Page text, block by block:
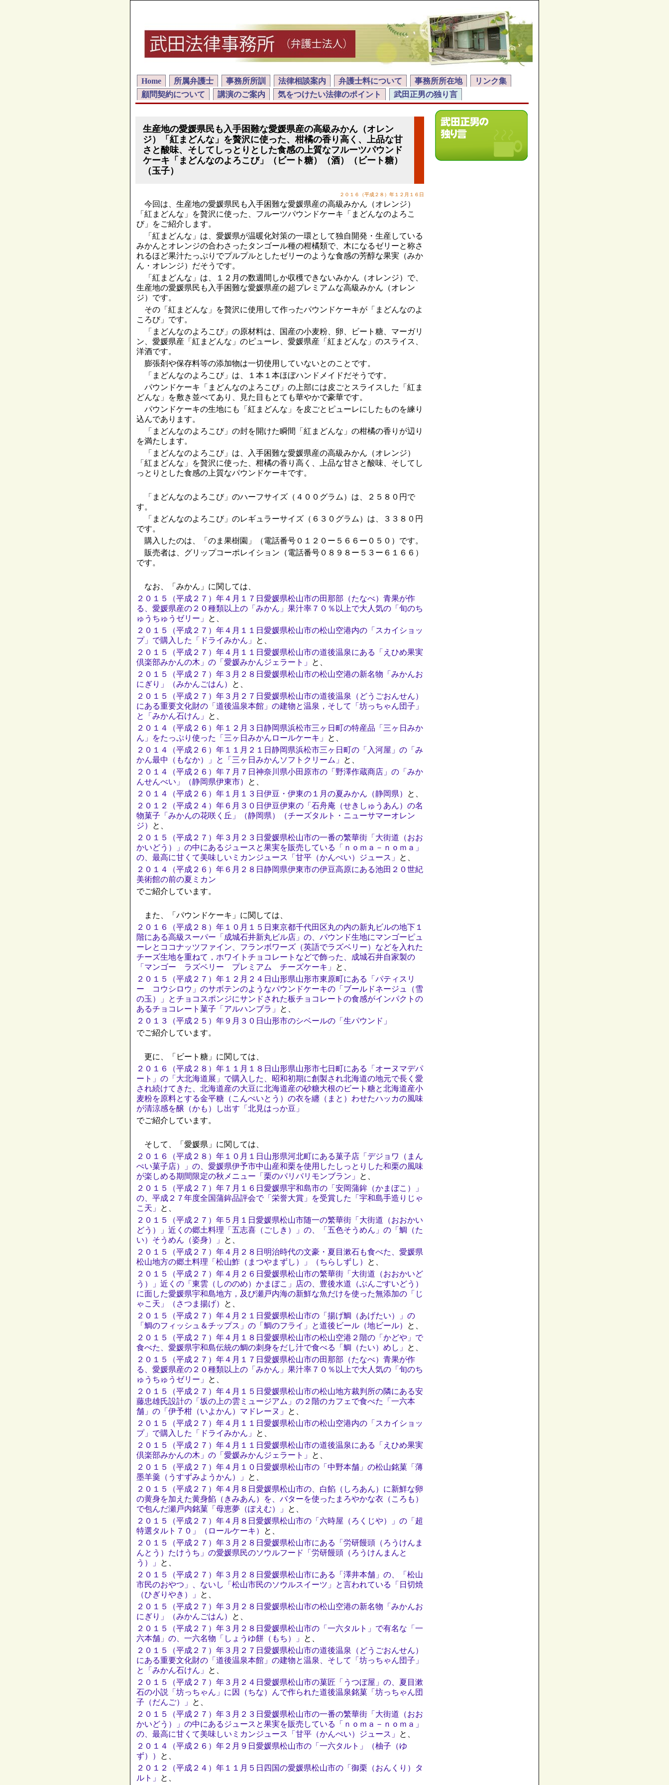
Home 所属弁護士 事務所所訓 法律相談案内 弁護士料について 事務所所在地
リンク集
顧問契約について
講演のご案内 気をつけたい法律のポイント 武田正男の独り言
生産地の愛媛県民も入手困難な愛媛県産の高級みかん（オレン
ジ）「紅まどんな」を贅沢に使った、柑橘の香り高く、上品な甘
さと酸味、そしてしっとりとした食感の上質なフルーツパウンド
ケーキ「まどんなのよろこび」（ビート糖）（酒）（ビート糖）
（玉子）
２０１６（平成２８）年１２月１６日
今回は、生産地の愛媛県民も入手困難な愛媛県産の高級みかん（オレンジ）
「紅まどんな」を贅沢に使った、フルーツパウンドケーキ「まどんなのよろこ
び」をご紹介します。
「紅まどんな」は、愛媛県が温暖化対策の一環として独自開発・生産している
みかんとオレンジの合わさったタンゴール種の柑橘類で、木になるゼリーと称さ
れるほど果汁たっぷりでプルプルとしたゼリーのような食感の芳醇な果実（みか
ん・オレンジ）だそうです。
「紅まどんな」は、１２月の数週間しか収穫できないみかん（オレンジ）で、
生産地の愛媛県民も入手困難な愛媛県産の超プレミアムな高級みかん（オレン
ジ）です。
その「紅まどんな」を贅沢に使用して作ったパウンドケーキが「まどんなのよ
ころび」です。
「まどんなのよろこび」の原材料は、国産の小麦粉、卵、ビート糖、マーガリ
ン、愛媛県産「紅まどんな」のピューレ、愛媛県産「紅まどんな」のスライス、
洋酒です。
膨張剤や保存料等の添加物は一切使用していないとのことです。
「まどんなのよろこび」は、１本１本ほぼハンドメイドだそうです。
パウンドケーキ「まどんなのよろこび」の上部には皮ごとスライスした「紅ま
どんな」を敷き並べてあり、見た目もとても華やかで豪華です。
パウンドケーキの生地にも「紅まどんな」を皮ごとピューレにしたものを練り
込んであります。
「まどんなのよろこび」の封を開けた瞬間「紅まどんな」の柑橘の香りが辺り
を満たします。
「まどんなのよろこび」は、入手困難な愛媛県産の高級みかん（オレンジ）
「紅まどんな」を贅沢に使った、柑橘の香り高く、上品な甘さと酸味、そしてし
っとりとした食感の上質なパウンドケーキです。
「まどんなのよろこび」のハーフサイズ（４００グラム）は、２５８０円で
す。
「まどんなのよろこび」のレギュラーサイズ（６３０グラム）は、３３８０円
です。
購入したのは、「のま果樹園」（電話番号０１２０ー５６６ー０５０）です。
販売者は、グリップコーポレイション（電話番号０８９８ー５３ー６１６６）
です。
なお、「みかん」に関しては、
２０１５（平成２７）年４月１７日愛媛県松山市の田那部（たなべ）青果が作
る、愛媛県産の２０種類以上の「みかん」果汁率７０％以上で大人気の「旬のち
ゅうちゅうゼリー」
と、
２０１５（平成２７）年４月１１日愛媛県松山市の松山空港内の「スカイショッ
プ」で購入した「ドライみかん」
と、
２０１５（平成２７）年４月１１日愛媛県松山市の道後温泉にある「えひめ果実
倶楽部みかんの木」の「愛媛みかんジェラート」
と、
２０１５（平成２７）年３月２８日愛媛県松山市の松山空港の新名物「みかんお
にぎり」（みかんごはん）
と、
２０１５（平成２７）年３月２７日愛媛県松山市の道後温泉（どうごおんせん）
にある重要文化財の「道後温泉本館」の建物と温泉，そして「坊っちゃん団子」
と「みかん石けん」
と、
２０１４（平成２６）年１２月３日静岡県浜松市三ヶ日町の特産品「三ヶ日みか
ん」をたっぷり使った「三ヶ日みかんロールケーキ」
と、
２０１４（平成２６）年１１月２１日静岡県浜松市三ヶ日町の「入河屋」の「み
かん最中（もなか）」と「三ヶ日みかんソフトクリーム」
と、
２０１４（平成２６）年７月７日神奈川県小田原市の「野澤作蔵商店」の「みか
んせんべい」（静岡県伊東市）
と、
２０１４（平成２６）年１月１３日伊豆・伊東の１月の夏みかん（静岡県）
と、
２０１２（平成２４）年６月３０日伊豆伊東の「石舟庵（せきしゅうあん）の名
物菓子「みかんの花咲く丘」（静岡県）（チーズタルト・ニューサマーオレン
ジ）
と、
２０１５（平成２７）年３月２３日愛媛県松山市の一番の繁華街「大街道（おお
かいどう）」の中にあるジュースと果実を販売している「ｎｏｍａ－ｎｏｍａ」
の、最高に甘くて美味しいミカンジュース「甘平（かんぺい）ジュース」
と、
２０１４（平成２６）年６月２８日静岡県伊東市の伊豆高原にある池田２０世紀
美術館の前の夏ミカン
でご紹介しています。
また、「パウンドケーキ」に関しては、
２０１６（平成２８）年１０月１５日東京都千代田区丸の内の新丸ビルの地下１
階にある高級スーパー「成城石井新丸ビル店」の、パウンド生地にマンゴーピュ
ーレとココナッツファイン、フランボワーズ（英語でラズベリー）などを入れた
チーズ生地を重ねて，ホワイトチョコレートなどで飾った、成城石井自家製の
「マンゴー ラズベリー プレミアム チーズケーキ」
と、
２０１５（平成２７）年１２月２４日山形県山形市東原町にある「パティスリ
ー コウシロウ」のサボテンのようなパウンドケーキの「ブールドネージュ（雪
の玉）」とチョコスポンジにサンドされた板チョコレートの食感がインパクトの
あるチョコレート菓子「アルハンブラ」
と、
２０１３（平成２５）年９月３０日山形市のシベールの「生パウンド」
でご紹介しています。
更に、「ビート糖」に関しては、
２０１６（平成２８）年１１月１８日山形県山形市七日町にある「オーヌマデパ
ート」の「大北海道展」で購入した、昭和初期に創製され北海道の地元で長く愛
され続けてきた、北海道産の大豆に北海道産の砂糖大根のビート糖と北海道産小
麦粉を原料とする金平糖（こんぺいとう）の衣を纏（まと）わせたハッカの風味
が清涼感を醸（かも）し出す「北見はっか豆」
でご紹介しています。
そして、「愛媛県」に関しては、
２０１６（平成２８）年１０月１日山形県河北町にある菓子店「デジョワ（まん
ぺい菓子店）」の、愛媛県伊予市中山産和栗を使用したしっとりした和栗の風味
が楽しめる期間限定の秋メニュー「栗のパリパリモンブラン」
と、
２０１５（平成２７）年７月１６日愛媛県宇和島市の「安岡蒲鉾（かまぼこ）」
の、平成２７年度全国蒲鉾品評会で「栄誉大賞」を受賞した「宇和島手造りじゃ
こ天」
と、
２０１５（平成２７）年５月１日愛媛県松山市随一の繁華街「大街道（おおかい
どう）」近くの郷土料理「五志喜（ごしき）」の、「五色そうめん」の「鯛（た
い）そうめん（姿身）」
と、
２０１５（平成２７）年４月２８日明治時代の文豪・夏目漱石も食べた、愛媛県
松山地方の郷土料理「松山鮓（まつやまずし）」（ちらしずし）
と、
２０１５（平成２７）年４月２６日愛媛県松山市の繁華街「大街道（おおかいど
う）」近くの「東雲（しののめ）かまぼこ」店の、豊後水道（ぶんごすいどう）
に面した愛媛県宇和島地方，及び瀬戸内海の新鮮な魚だけを使った無添加の「じ
ゃこ天」（さつま揚げ）
と、
２０１５（平成２７）年４月２１日愛媛県松山市の「揚げ鯛（あげたい）」の
「鯛のフィッシュ＆チップス」の「鯛のフライ」と道後ビール（地ビール）
と、
２０１５（平成２７）年４月１８日愛媛県松山市の松山空港２階の「かどや」で
食べた、愛媛県宇和島伝統の鯛の刺身をだし汁で食べる「鯛（たい）めし」
と、
２０１５（平成２７）年４月１７日愛媛県松山市の田那部（たなべ）青果が作
る、愛媛県産の２０種類以上の「みかん」果汁率７０％以上で大人気の「旬のち
ゅうちゅうゼリー」
と、
２０１５（平成２７）年４月１５日愛媛県松山市の松山地方裁判所の隣にある安
藤忠雄氏設計の「坂の上の雲ミュージアム」の２階のカフェで食べた「一六本
舗」の「伊予柑（いよかん）マドレーヌ」
と、
２０１５（平成２７）年４月１１日愛媛県松山市の松山空港内の「スカイショッ
プ」で購入した「ドライみかん」
と、
２０１５（平成２７）年４月１１日愛媛県松山市の道後温泉にある「えひめ果実
倶楽部みかんの木」の「愛媛みかんジェラート」
と、
２０１５（平成２７）年４月１０日愛媛県松山市の「中野本舗」の松山銘菓「薄
墨羊羹（うすずみようかん）」
と、
２０１５（平成２７）年４月８日愛媛県松山市の、白餡（しろあん）に新鮮な卵
の黄身を加えた黄身餡（きみあん）を、バターを使ったまろやかな衣（ころも）
で包んだ瀬戸内銘菓「母恵夢（ぽえむ）」
と、
２０１５（平成２７）年４月８日愛媛県松山市の「六時屋（ろくじや）」の「超
特選タルト７０」（ロールケーキ）
と、
２０１５（平成２７）年３月２８日愛媛県松山市にある「労研饅頭（ろうけんま
んとう）たけうち」の愛媛県民のソウルフード「労研饅頭（ろうけんまんと
う）」
と、
２０１５（平成２７）年３月２８日愛媛県松山市にある「澤井本舗」の、「松山
市民のおやつ」、ないし「松山市民のソウルスイーツ」と言われている「日切焼
（ひぎりやき）」
と、
２０１５（平成２７）年３月２８日愛媛県松山市の松山空港の新名物「みかんお
にぎり」（みかんごはん）
と、
２０１５（平成２７）年３月２８日愛媛県松山市の「一六タルト」で有名な「一
六本舗」の、一六名物「しょうゆ餅（もち）」
と、
２０１５（平成２７）年３月２７日愛媛県松山市の道後温泉（どうごおんせん）
にある重要文化財の「道後温泉本館」の建物と温泉、そして「坊っちゃん団子」
と「みかん石けん」
と、
２０１５（平成２７）年３月２４日愛媛県松山市の菓匠「うつぼ屋」の、夏目漱
石の小説「坊っちゃん」に因（ちな）んで作られた道後温泉銘菓「坊っちゃん団
子（だんご）」
と、
２０１５（平成２７）年３月２３日愛媛県松山市の一番の繁華街「大街道（おお
かいどう）」の中にあるジュースと果実を販売している「ｎｏｍａ－ｎｏｍａ」
の、最高に甘くて美味しいミカンジュース「甘平（かんぺい）ジュース」
と、
２０１４（平成２６）年２月９日愛媛県松山市の「一六タルト」（柚子（ゆ
ず））
と、
２０１２（平成２４）年１１月５日四国の愛媛県松山市の「御栗（おんくり）タ
ルト」
と、